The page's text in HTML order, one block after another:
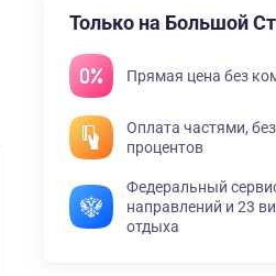
Только на Большой
Прямая цена без
Оплата частями, без
процентов
Федеральный
направлений и 23
отдыха